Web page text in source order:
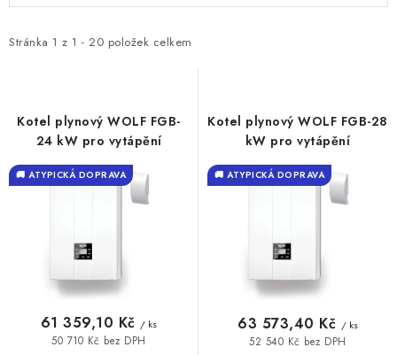
MOJE OBJEDNÁVKA
Hodnocení obchodu 🚚 Stav objednávky
Doprava a platba
Kontakt
Obchodní podmínky
Podmínky ochrany osobních údajů
Moje objednávka
i
d
u
Stránka 1 z 1 - 20 položek celkem
e
p
o
d
Kotel plynový WOLF FGB-
24 kW pro vytápění
🚚 ATYPICKÁ DOPRAVA
50 710 Kč bez DPH
61 359,10 Kč / ks
Kotel plynový WOLF FGB-28
kW pro vytápění
🚚 ATYPICKÁ DOPRAVA
52 540 Kč bez DPH
63 573,40 Kč / ks